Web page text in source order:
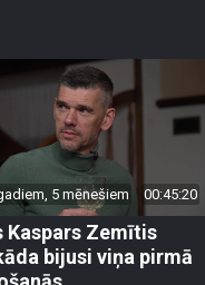
5 mēnešiem 00:45:20
Kaspars Zemītis
bijusi viņa pirmā